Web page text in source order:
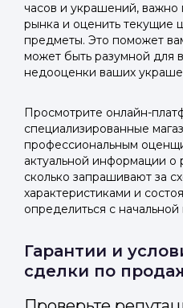
часов и украшений, важно
рынка и оценить текущие
предметы. Это поможет
может быть разумной для
недооценки ваших
Просмотрите онлайн-
специализированные
профессиональным
актуальной информации о
сколько запрашивают за
характеристиками и
определиться с
Гарантии и
сделки по